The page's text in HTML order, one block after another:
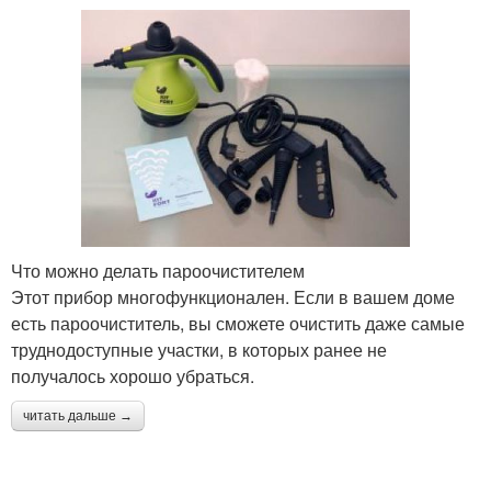
Что можно делать пароочистителем
Этот прибор многофункционален. Если в вашем доме
есть пароочиститель, вы сможете очистить даже самые
труднодоступные участки, в которых ранее не
получалось хорошо убраться.
читать дальше →